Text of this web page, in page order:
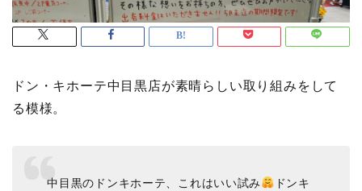
ドン・キホーテ中目黒店が素晴らしい取り組みをして
る模様。
中目黒のドンキホーテ、これはいい試み
ドンキ